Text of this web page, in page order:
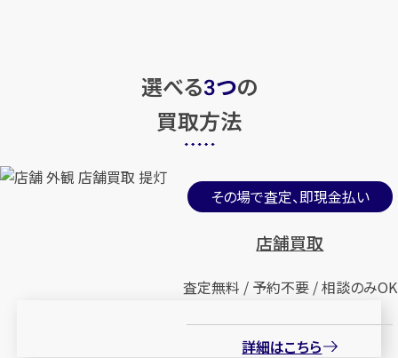
選べる3つの
買取方法
その場で査定、即現金払い
店舗買取
査定無料 / 予約不要 / 相談のみOK
詳細はこちら